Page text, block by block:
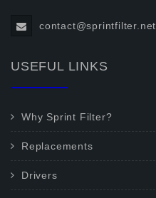
contact@sprintfilter.net
USEFUL LINKS
Why Sprint Filter?
Replacements
Drivers